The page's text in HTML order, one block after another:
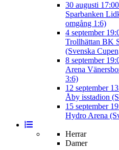
30 augusti 17:00
Sparbanken
omgång 1:6)
4 september
Trollhättan BK
(Svenska
8 september
Arena
3:6)
12 september
Åby isstadion
15 september
Hydro Arena
Herrar
Damer